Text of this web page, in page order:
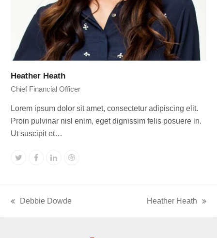
Heather Heath
Chief Financial Officer
Lorem ipsum dolor sit amet, consectetur adipiscing elit.
Proin pulvinar nisl enim, eget dignissim felis posuere in.
Ut suscipit et…
TwitterFacebook
LinkedinDribbble
post:
Debbie Dowde
post:
Heather Heath